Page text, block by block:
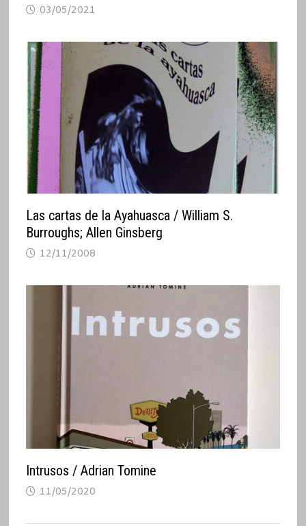
03/05/2021
Las cartas de la Ayahuasca / William S.
Burroughs; Allen Ginsberg
12/11/2008
Intrusos / Adrian Tomine
11/05/2020